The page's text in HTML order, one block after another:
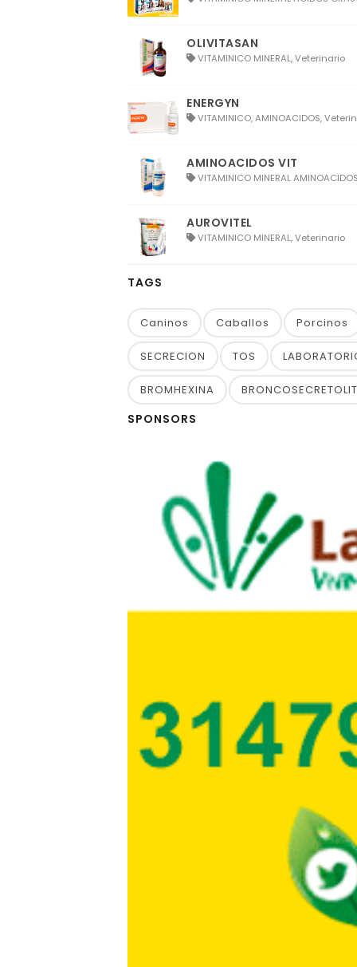
OLIVITASAN
VITAMINICO MINERAL, Veterinario
ENERGYN
VITAMINICO, AMINOACIDOS,
AMINOACIDOS VIT
VITAMINICO MINERAL
AUROVITEL
VITAMINICO MINERAL, Veterinario
TAGS
Caninos Caballos Porcinos
SECRECION TOS
BROMHEXINA
SPONSORS